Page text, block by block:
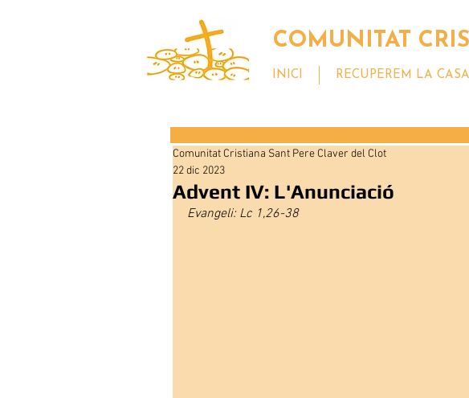
COMUNITAT
INICI RECUPEREM LA CASA
Advent IV: L'Anunciació
Comunitat Cristiana Sant Pere Claver del Clot
22 dic 2023
Evangeli: Lc 1,26-38